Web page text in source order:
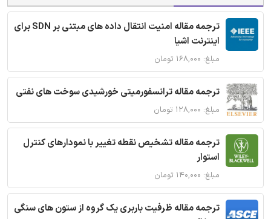
ترجمه مقاله امنیت انتقال داده های مبتنی بر SDN برای
اینترنت اشیا
مبلغ: ۱۶۸,۰۰۰ تومان
ترجمه مقاله ترانسفورمیتی خورشیدی سوخت های نفتی
مبلغ: ۱۲۸,۰۰۰ تومان
ترجمه مقاله تشخیص نقطه تغییر با نمودارهای کنترل
استوار
مبلغ: ۱۴۰,۰۰۰ تومان
ترجمه مقاله ظرفیت باربری یک گروه از ستون های سنگی